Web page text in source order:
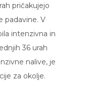
pričakujejo
padavine. V
intenzivna in
36 urah
nalive, je
za okolje.